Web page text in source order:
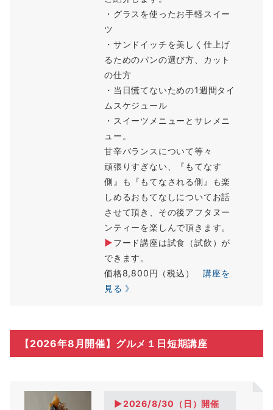
・グラスを使ったお手軽スイー
ツ
・サンドイッチを美しく仕上げ
るためのパンの選び方、カット
の仕方
・当日慌てないための1週間タイ
ムスケジュール
・スイーツメニューとサレメニ
ュー。
甘辛バランスについて等々
頑張りすぎない、『もてなす
側』も『もてなされる側』も楽
しめるおもてなしについてお話
させて頂き、その後アフタヌー
ンティーを楽しんで頂きます。
▶フード講座は試食（試飲）が
できます。
価格8,800円（税込）講座を
見る 》
【2026年8月開催】グルメ１日短期講座
▶2026/8/30（日）開催